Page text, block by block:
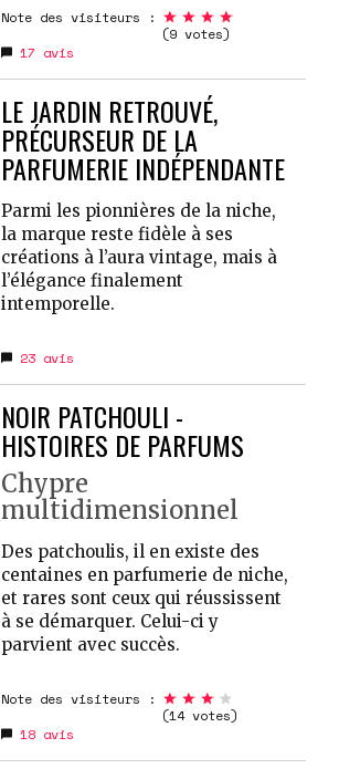
Note des visiteurs :
(9 votes)
17 avis
LE JARDIN RETROUVÉ,
PRÉCURSEUR DE LA
PARFUMERIE INDÉPENDANTE
Parmi les pionnières de la niche,
la marque reste fidèle à ses
créations à l’aura vintage, mais à
l’élégance finalement
intemporelle.
23 avis
NOIR PATCHOULI -
HISTOIRES DE PARFUMS
Chypre
multidimensionnel
Des patchoulis, il en existe des
centaines en parfumerie de niche,
et rares sont ceux qui réussissent
à se démarquer. Celui-ci y
parvient avec succès.
Note des visiteurs :
(14 votes)
18 avis